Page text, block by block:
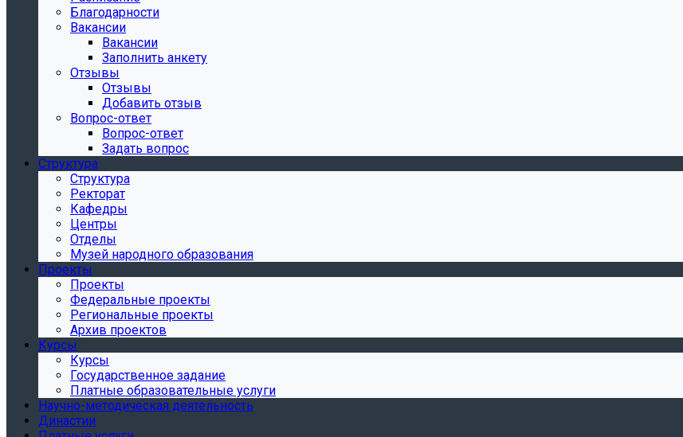
Благодарности
Вакансии
Вакансии
Заполнить анкету
Отзывы
Отзывы
Добавить отзыв
Вопрос-ответ
Вопрос-ответ
Задать вопрос
Структура
Структура
Ректорат
Кафедры
Центры
Отделы
Музей народного образования
Проекты
Проекты
Федеральные проекты
Региональные проекты
Архив проектов
Курсы
Курсы
Государственное задание
Платные образовательные услуги
Научно-методическая деятельность
Династии